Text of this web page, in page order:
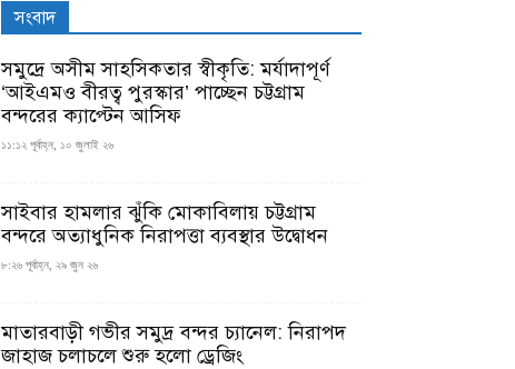
সংবাদ
সমুদ্রে অসীম সাহসিকতার স্বীকৃতি: মর্যাদাপূর্ণ
‘আইএমও বীরত্ব পুরস্কার’ পাচ্ছেন চট্টগ্রাম
বন্দরের ক্যাপ্টেন আসিফ
১১:১২ পূর্বাহ্ন, ১০ জুলাই ২৬
সাইবার হামলার ঝুঁকি মোকাবিলায় চট্টগ্রাম
বন্দরে অত্যাধুনিক নিরাপত্তা ব্যবস্থার উদ্বোধন
৮:২৬ পূর্বাহ্ন, ২৯ জুন ২৬
মাতারবাড়ী গভীর সমুদ্র বন্দর চ্যানেল: নিরাপদ
জাহাজ চলাচলে শুরু হলো ড্রেজিং